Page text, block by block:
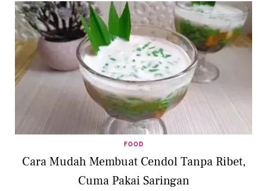
FOOD
Cara Mudah Membuat Cendol Tanpa Ribet,
Cuma Pakai Saringan